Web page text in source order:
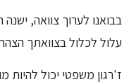
בבואנו לערוך צוואה,
עלול לכלול בצוואתך
ז'רגון משפטי יכול להיות